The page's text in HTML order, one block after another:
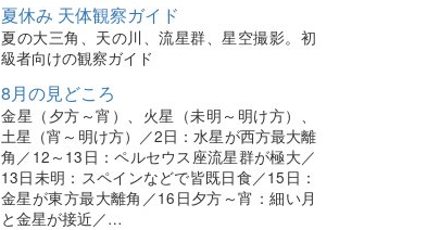
夏休み 天体観察ガイド
夏の大三角、天の川、流星群、星空撮影。初
級者向けの観察ガイド
8月の見どころ
金星（夕方～宵）、火星（未明～明け方）、
土星（宵～明け方）／2日：水星が西方最大離
角／12～13日：ペルセウス座流星群が極大／
13日未明：スペインなどで皆既日食／15日：
金星が東方最大離角／16日夕方～宵：細い月
と金星が接近／…